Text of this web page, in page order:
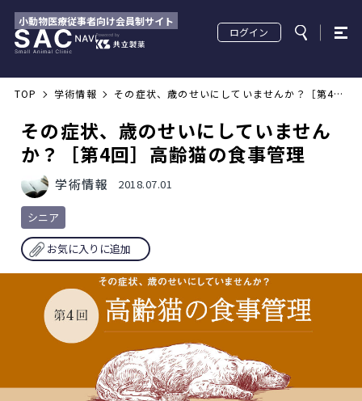
小動物医療従事者向け会員制サイト
ログイン
TOP 学術情報 その症状、歳のせいにしていませんか？［第4
回］高齢猫の食事管理
その症状、歳のせいにしていません
か？［第4回］高齢猫の食事管理
学術情報 2018.07.01
シニア
お気に入りに追加